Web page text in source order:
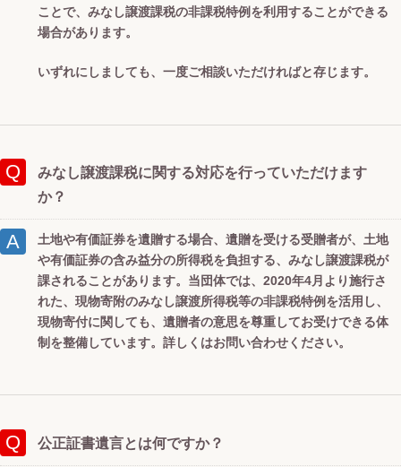
ことで、みなし譲渡課税の非課税特例を利用することができる
場合があります。
いずれにしましても、一度ご相談いただければと存じます。
みなし譲渡課税に関する対応を行っていただけます
か？
土地や有価証券を遺贈する場合、遺贈を受ける受贈者が、土地
や有価証券の含み益分の所得税を負担する、みなし譲渡課税が
課されることがあります。当団体では、2020年4月より施行さ
れた、現物寄附のみなし譲渡所得税等の非課税特例を活用し、
現物寄付に関しても、遺贈者の意思を尊重してお受けできる体
制を整備しています。詳しくはお問い合わせください。
公正証書遺言とは何ですか？